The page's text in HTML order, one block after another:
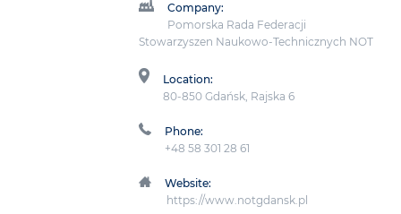
Company:
Pomorska Rada Federacji
Stowarzyszen Naukowo-Technicznych NOT
Location:
80-850 Gdańsk, Rajska 6
Phone:
+48 58 301 28 61
Website:
https://www.notgdansk.pl